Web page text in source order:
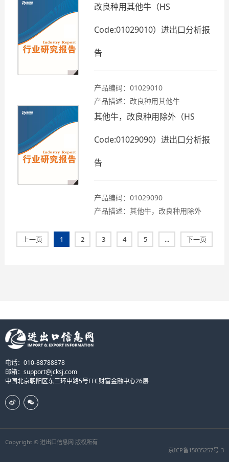
改良种用其他牛（HS
Code:01029010）进出口分析报
告
产品编码：01029010
产品描述：改良种用其他牛
其他牛，改良种用除外（HS
Code:01029090）进出口分析报
告
产品编码：01029090
产品描述：其他牛，改良种用除外
上一页 1 2 3 4 5 ... 下一页
电话：010-88788878
邮箱：support@jcksj.com
中国北京朝阳区东三环中路5号FFC财富金融中心26层
Copyright © 进出口信息网 版权所有
京ICP备15035257号-3